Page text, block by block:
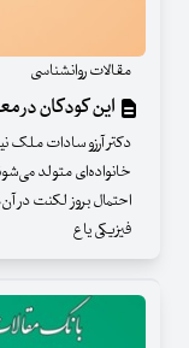
مقالات روانشناسی
این کودکان در
دکتر آرزو سادات ملک
خانواده‌ای متولد
احتمال بروز لکنت در
فیزیکی یا ع